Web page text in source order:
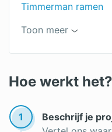
Timmerman ramen
Timmerman
Schrijnwerker
Buitenschrijnwerk
Toon meer
Hoe werkt het?
1
Beschrijf je